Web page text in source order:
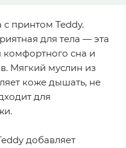
принтом Teddy.
для тела — эта
сна и
Мягкий муслин из
коже дышать, не
для
добавляет